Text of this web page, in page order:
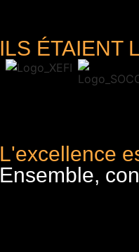
ILS ÉTAIENT
L'excellence
Ensemble,